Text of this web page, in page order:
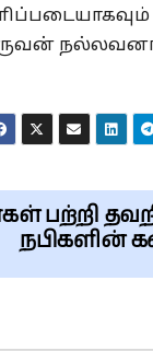
பற்றி
நபிகளின்